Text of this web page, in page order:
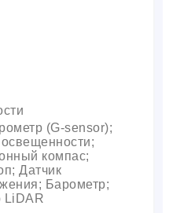
(G-sensor);
компас;
Датчик
Барометр;
LiDAR